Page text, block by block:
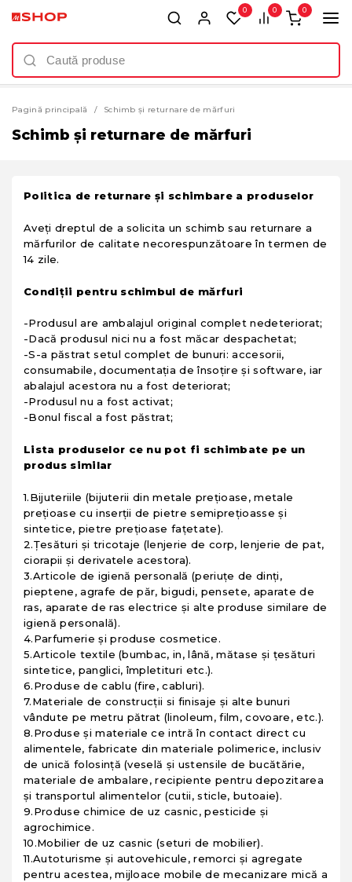
0 0 0
Pagină principală Schimb și returnare de mărfuri
Schimb și returnare de mărfuri
Politica de returnare și schimbare a produselor
Aveți dreptul de a solicita un schimb sau returnare a
mărfurilor de calitate necorespunzătoare în termen de
14 zile.
Condiții pentru schimbul de mărfuri
-Produsul are ambalajul original complet nedeteriorat;
-Dacă produsul nici nu a fost măcar despachetat;
-S-a păstrat setul complet de bunuri: accesorii,
consumabile, documentația de însoțire și software, iar
abalajul acestora nu a fost deteriorat;
-Produsul nu a fost activat;
-Bonul fiscal a fost păstrat;
Lista produselor ce nu pot fi schimbate pe un
produs similar
​1.Bijuteriile (bijuterii din metale prețioase, metale
prețioase cu inserții de pietre semiprețioasse și
sintetice, pietre prețioase fațetate).
2.Țesături și tricotaje (lenjerie de corp, lenjerie de pat,
ciorapii și derivatele acestora).
3.Articole de igienă personală (periuțe de dinți,
pieptene, agrafe de păr, bigudi, pensete, aparate de
ras, aparate de ras electrice și alte produse similare de
igienă personală).
4.Parfumerie și produse cosmetice.
5.Articole textile (bumbac, in, lână, mătase și țesături
sintetice, panglici, împletituri etc.).
6.Produse de cablu (fire, cabluri).
7.Materiale de construcții si finisaje și alte bunuri
vândute pe metru pătrat (linoleum, film, covoare, etc.).
8.Produse și materiale ce intră în contact direct cu
alimentele, fabricate din materiale polimerice, inclusiv
de unică folosință (veselă și ustensile de bucătărie,
materiale de ambalare, recipiente pentru depozitarea
și transportul alimentelor (cutii, sticle, butoaie).
9.Produse chimice de uz casnic, pesticide și
agrochimice.
10.Mobilier de uz casnic (seturi de mobilier).
11.Autoturisme și autovehicule, remorci și agregate
pentru acestea, mijloace mobile de mecanizare mică a